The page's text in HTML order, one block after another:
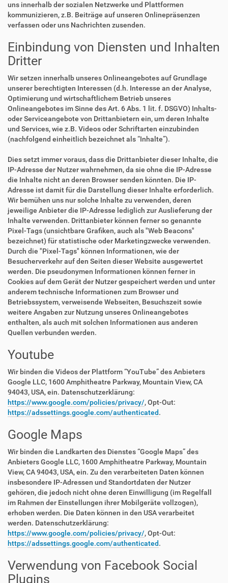
uns innerhalb der sozialen Netzwerke und Plattformen
kommunizieren, z.B. Beiträge auf unseren Onlinepräsenzen
verfassen oder uns Nachrichten zusenden.
Einbindung von Diensten und Inhalten
Dritter
Wir setzen innerhalb unseres Onlineangebotes auf Grundlage
unserer berechtigten Interessen (d.h. Interesse an der Analyse,
Optimierung und wirtschaftlichem Betrieb unseres
Onlineangebotes im Sinne des Art. 6 Abs. 1 lit. f. DSGVO) Inhalts-
oder Serviceangebote von Drittanbietern ein, um deren Inhalte
und Services, wie z.B. Videos oder Schriftarten einzubinden
(nachfolgend einheitlich bezeichnet als “Inhalte”).
Dies setzt immer voraus, dass die Drittanbieter dieser Inhalte, die
IP-Adresse der Nutzer wahrnehmen, da sie ohne die IP-Adresse
die Inhalte nicht an deren Browser senden könnten. Die IP-
Adresse ist damit für die Darstellung dieser Inhalte erforderlich.
Wir bemühen uns nur solche Inhalte zu verwenden, deren
jeweilige Anbieter die IP-Adresse lediglich zur Auslieferung der
Inhalte verwenden. Drittanbieter können ferner so genannte
Pixel-Tags (unsichtbare Grafiken, auch als "Web Beacons"
bezeichnet) für statistische oder Marketingzwecke verwenden.
Durch die "Pixel-Tags" können Informationen, wie der
Besucherverkehr auf den Seiten dieser Website ausgewertet
werden. Die pseudonymen Informationen können ferner in
Cookies auf dem Gerät der Nutzer gespeichert werden und unter
anderem technische Informationen zum Browser und
Betriebssystem, verweisende Webseiten, Besuchszeit sowie
weitere Angaben zur Nutzung unseres Onlineangebotes
enthalten, als auch mit solchen Informationen aus anderen
Quellen verbunden werden.
Youtube
Wir binden die Videos der Plattform “YouTube” des Anbieters
Google LLC, 1600 Amphitheatre Parkway, Mountain View, CA
94043, USA, ein. Datenschutzerklärung:
https://www.google.com/policies/privacy/, Opt-Out:
https://adssettings.google.com/authenticated.
Google Maps
Wir binden die Landkarten des Dienstes “Google Maps” des
Anbieters Google LLC, 1600 Amphitheatre Parkway, Mountain
View, CA 94043, USA, ein. Zu den verarbeiteten Daten können
insbesondere IP-Adressen und Standortdaten der Nutzer
gehören, die jedoch nicht ohne deren Einwilligung (im Regelfall
im Rahmen der Einstellungen ihrer Mobilgeräte vollzogen),
erhoben werden. Die Daten können in den USA verarbeitet
werden. Datenschutzerklärung:
https://www.google.com/policies/privacy/, Opt-Out:
https://adssettings.google.com/authenticated.
Verwendung von Facebook Social
Plugins